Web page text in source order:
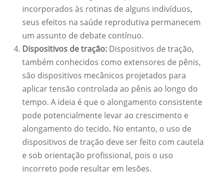
incorporados às rotinas de alguns indivíduos,
seus efeitos na saúde reprodutiva permanecem
um assunto de debate contínuo.
Dispositivos de tração: Dispositivos de tração,
também conhecidos como extensores de pênis,
são dispositivos mecânicos projetados para
aplicar tensão controlada ao pênis ao longo do
tempo. A ideia é que o alongamento consistente
pode potencialmente levar ao crescimento e
alongamento do tecido. No entanto, o uso de
dispositivos de tração deve ser feito com cautela
e sob orientação profissional, pois o uso
incorreto pode resultar em lesões.